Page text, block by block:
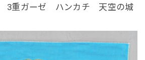
3重ガーゼ ハンカチ 天空の城